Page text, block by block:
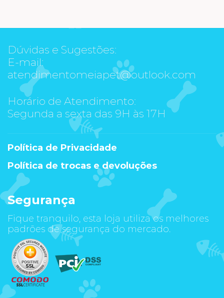
Dúvidas e Sugestões:
E-mail:
atendimentomeiapet@outlook.com
Horário de Atendimento:
Segunda a sexta das 9H às 17H
Política de Privacidade
Política de trocas e devoluções
Segurança
Fique tranquilo, esta loja utiliza os melhores
padrões de segurança do mercado.